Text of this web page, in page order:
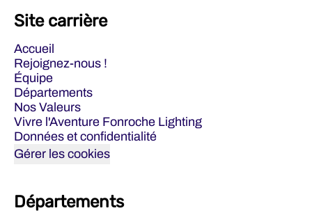
Site carrière
Accueil
Rejoignez-nous !
Équipe
Départements
Nos Valeurs
Vivre l'Aventure Fonroche Lighting
Données et confidentialité
Gérer les cookies
Départements